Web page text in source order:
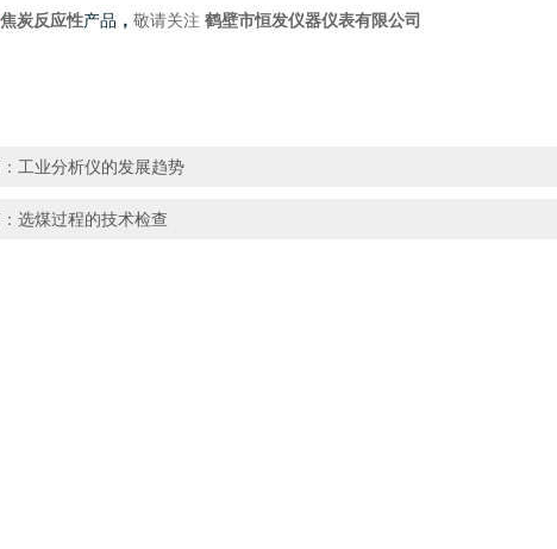
焦炭反应性产品 ， 敬请关注 鹤壁市恒发仪器仪表有限公司
工业分析仪的发展趋势
选煤过程的技术检查